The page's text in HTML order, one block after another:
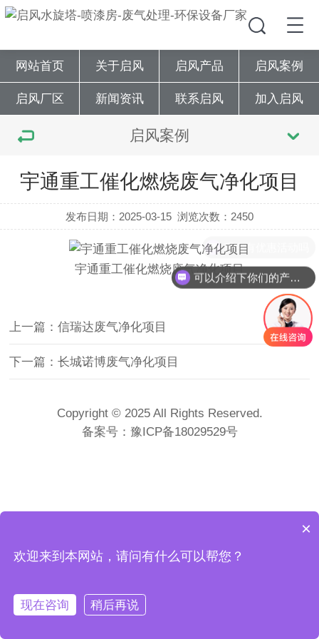
网站首页 关于启风 启风产品 启风案例
启风厂区 新闻资讯 联系启风 加入启风
启风案例
宇通重工催化燃烧废气净化项目
发布日期：2025-03-15 浏览次数：2450
宇通重工催化燃烧废气净化项目
上一篇：信瑞达废气净化项目
下一篇：长城诺博废气净化项目
Copyright © 2025 All Rights Reserved.
备案号： 豫ICP备18029529号
可以介绍下你们的产品么
现在有优惠活动吗
×
欢迎来到本网站，请问有什么可以帮您？
现在咨询 稍后再说